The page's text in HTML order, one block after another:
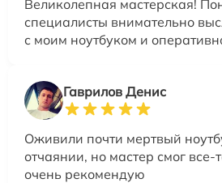
Великолепная мастерская!
специалисты внимательно
с моим ноутбуком и
Гаврилов Денис
Оживили почти мертвый
отчаянии, но мастер смог все-
очень рекомендую